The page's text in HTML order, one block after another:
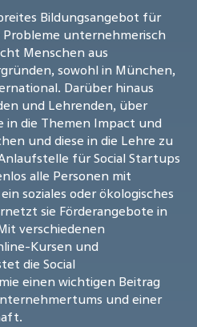
Bildungsangebot für
unternehmerisch
Menschen aus
sowohl in München,
Darüber hinaus
und Lehrenden, über
in die Themen Impact und
und diese in die Lehre zu
für Social Startups
alle Personen mit
soziales oder ökologisches
sie Förderangebote in
verschiedenen
Kursen und
die Social
einen wichtigen Beitrag
und einer